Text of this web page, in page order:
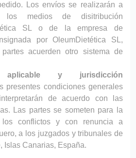
Los envíos se realizarán a
medios de disitribución
SL o de la empresa de
por OleumDietética SL,
acuerden otro sistema de
aplicable y jurisdicción
presentes condiciones generales
de acuerdo con las
Las partes se someten para la
los conflictos y con renuncia a
a los juzgados y tribunales de
Islas Canarias, España.